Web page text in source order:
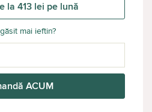
la 413 lei pe lună
mai ieftin?
ACUM